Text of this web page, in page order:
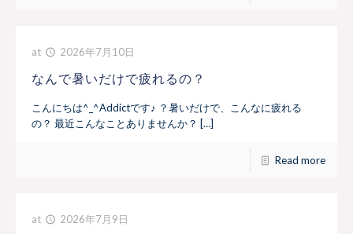
at 2026年7月10日
なんで暑いだけで疲れるの？
こんにちは^_^Addictです♪ ？暑いだけで、こんなに疲れる
の？ 最近こんなことありませんか？ […]
Read more
at 2026年7月9日